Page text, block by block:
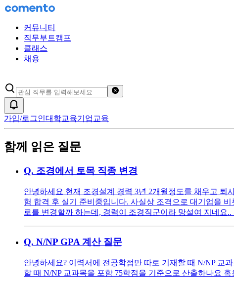
커뮤니티
직무부트캠프
클래스
채용
가입/로그인대학교육기업교육
함께 읽은 질문
Q. 조경에서 토목 직종 변경
안녕하세요 현재 조경설계 경력 3년 2개월정도를 채우고 퇴
험 합격 후 실기 준비중입니다. 사실상 조격으로 대기업을
로를 변경할까 하는데, 경력이 조경직군이라 망설여 지네요
Q. N/NP GPA 계산 질문
안녕하세요? 이력서에 전공학점만 따로 기재할 때 N/NP 교
할 때 N/NP 교과목을 포함 75학점을 기준으로 산출하나요